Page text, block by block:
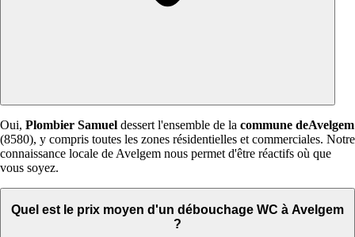
Oui, Plombier Samuel dessert l'ensemble de la commune deAvelgem
(8580), y compris toutes les zones résidentielles et commerciales. Notre
connaissance locale de Avelgem nous permet d'être réactifs où que
vous soyez.
Quel est le prix moyen d'un débouchage WC à Avelgem
?